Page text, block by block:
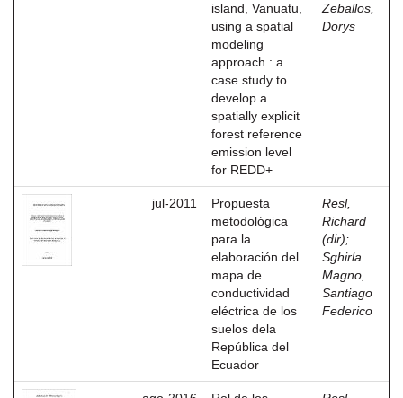
island, Vanuatu,
using a spatial
modeling
approach : a
case study to
develop a
spatially explicit
forest reference
emission level
for REDD+
Zeballos,
Dorys
jul-2011
Propuesta
metodológica
para la
elaboración del
mapa de
conductividad
eléctrica de los
suelos dela
República del
Ecuador
Resl,
Richard
(dir);
Sghirla
Magno,
Santiago
Federico